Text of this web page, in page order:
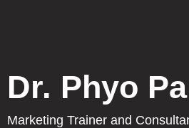
Dr. Phyo
Marketing Trainer and